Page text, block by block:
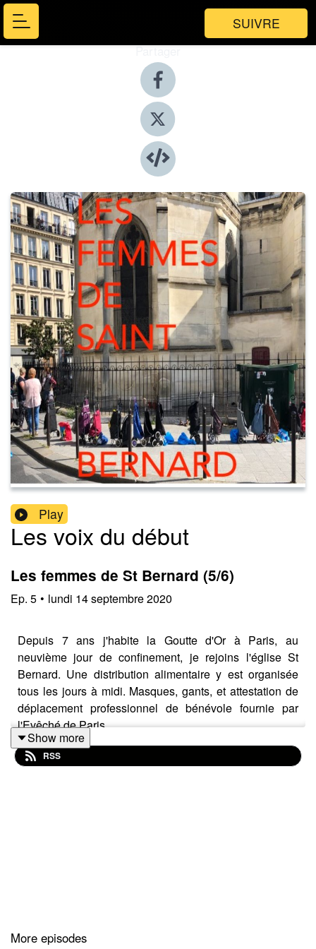
SUIVRE
Partager
Play
Les voix du début
Les femmes de St Bernard (5/6)
Ep. 5 • lundi 14 septembre 2020
Depuis 7 ans j'habite la Goutte d'Or à Paris, au
neuvième jour de confinement, je rejoins l'église St
Bernard. Une distribution alimentaire y est organisée
tous les jours à midi. Masques, gants, et attestation de
déplacement professionnel de bénévole fournie par
l'Evêché de Paris.
Show more
RSS
More episodes